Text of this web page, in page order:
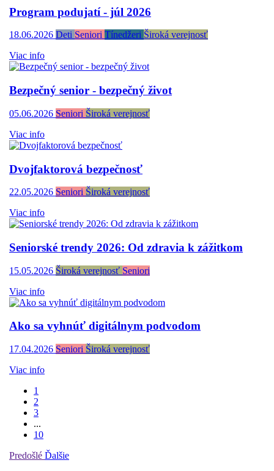
Program podujatí - júl 2026
18.06.2026 Deti Seniori Tínedžeri Široká verejnosť
Viac info
Bezpečný senior - bezpečný život
05.06.2026 Seniori Široká verejnosť
Viac info
Dvojfaktorová bezpečnosť
22.05.2026 Seniori Široká verejnosť
Viac info
Seniorské trendy 2026: Od zdravia k zážitkom
15.05.2026 Široká verejnosť Seniori
Viac info
Ako sa vyhnúť digitálnym podvodom
17.04.2026 Seniori Široká verejnosť
Viac info
1
2
3
...
10
Predošlé Ďalšie